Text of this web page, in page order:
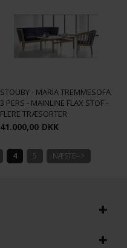
STOUBY - MARIA TREMMESOFA
3 PERS - MAINLINE FLAX STOF -
FLERE TRÆSORTER
41.000,00 DKK
4 5 NÆSTE-->